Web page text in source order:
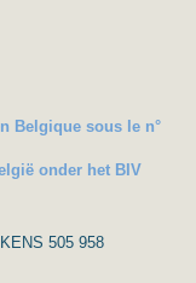
Belgique sous le n°
onder het BIV
505 958